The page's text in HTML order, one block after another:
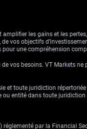
amplifier les gains et les
vos objectifs
une compréhension
vos besoins. VT Markets ne
et toute juridiction
ou entité dans toute
réglementé par la Financial